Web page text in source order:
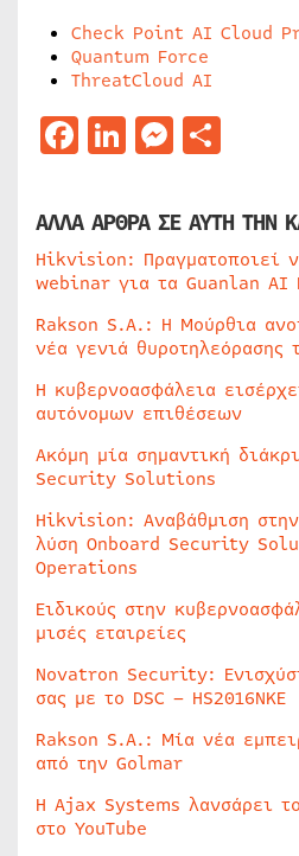
Check Point AI Cloud
Quantum Force
ThreatCloud AI
Facebook
LinkedIn
ΑΛΛΑ ΑΡΘΡΑ ΣΕ ΑΥΤΗ ΤΗΝ
Hikvision: Πραγματοποιεί
webinar για τα Guanlan AI
Rakson S.A.: Η Μούρθια
νέα γενιά θυροτηλεόρασης
Η κυβερνοασφάλεια
αυτόνομων επιθέσεων
Ακόμη μία σημαντική
Security Solutions
Hikvision: Αναβάθμιση
λύση Onboard Security
Operations
Ειδικούς στην
μισές εταιρείες
Novatron Security:
σας με το DSC – HS2016NKE
Rakson S.A.: Μία νέα
από την Golmar
Η Ajax Systems λανσάρει
στο YouTube